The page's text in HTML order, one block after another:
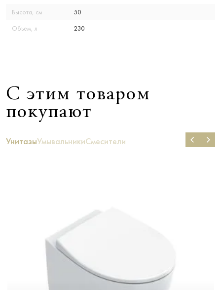
Высота, см 50
Объем, л 230
С этим товаром
покупают
УнитазыУмывальникиСмесители